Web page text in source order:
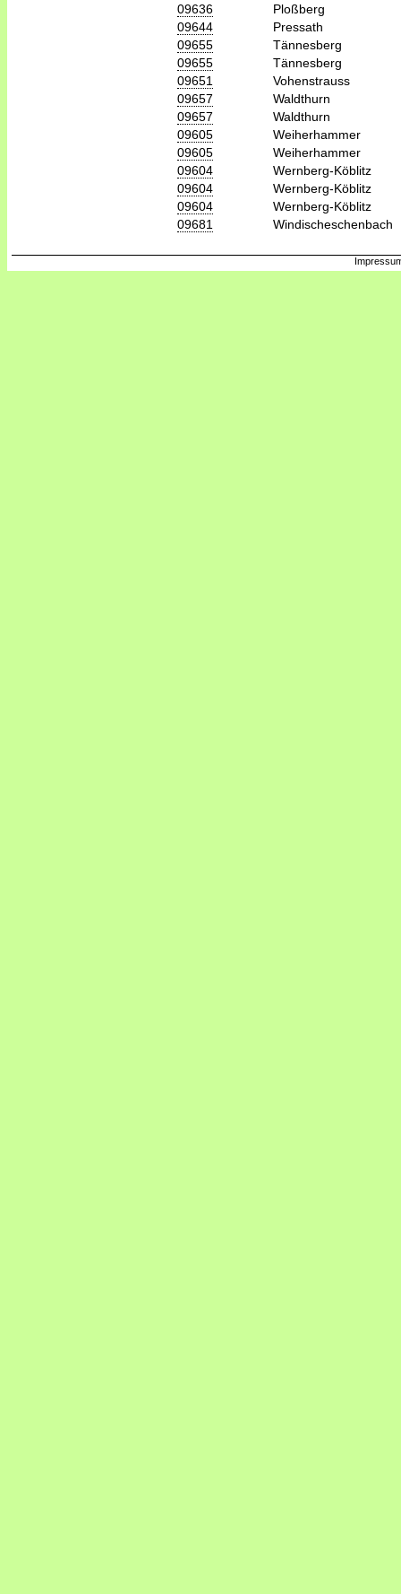
09636
Ploßberg
09644
Pressath
09655
Tännesberg
09655
Tännesberg
09651
Vohenstrauss
09657
Waldthurn
09657
Waldthurn
09605
Weiherhammer
09605
Weiherhammer
09604
Wernberg-Köblitz
09604
Wernberg-Köblitz
09604
Wernberg-Köblitz
09681
Windischeschenbach